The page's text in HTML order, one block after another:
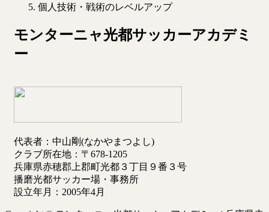
個人技術・戦術のレベルアップ
モンターニャ光都サッカーアカデミ
ー
代表者：中山剛(なかやまつよし)
クラブ所在地：〒678-1205
兵庫県赤穂郡上郡町光都３丁目９番３号
播磨光都サッカー場・事務所
設立年月：2005年4月